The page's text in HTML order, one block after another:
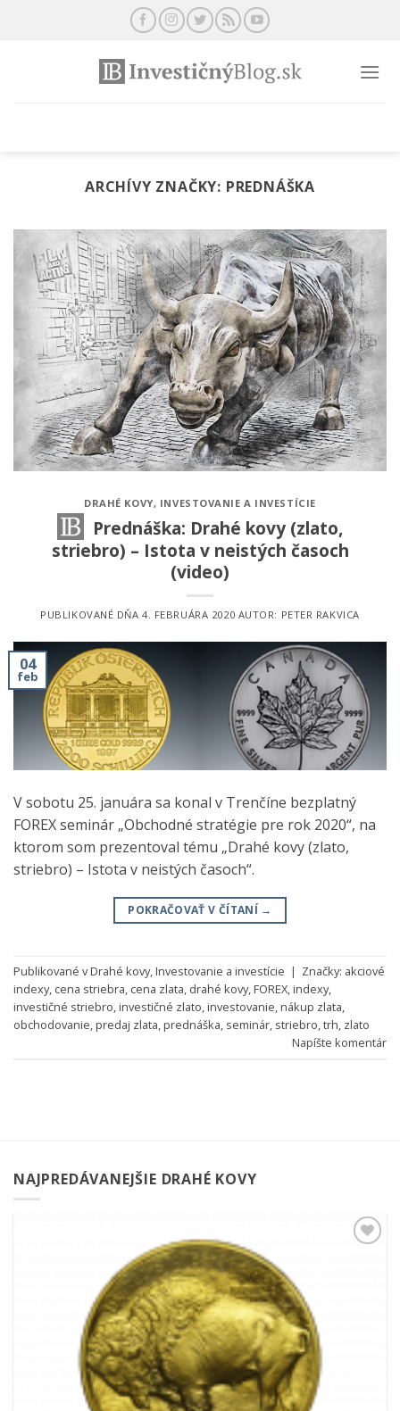
ARCHÍVY ZNAČKY: PREDNÁŠKA
DRAHÉ KOVY, INVESTOVANIE A INVESTÍCIE
Prednáška: Drahé kovy (zlato,
striebro) – Istota v neistých časoch
(video)
PUBLIKOVANÉ DŇA4. FEBRUÁRA 2020 AUTOR: PETER RAKVICA
04
feb
V sobotu 25. januára sa konal v Trenčíne bezplatný
FOREX seminár „Obchodné stratégie pre rok 2020“, na
ktorom som prezentoval tému „Drahé kovy (zlato,
striebro) – Istota v neistých časoch“.
POKRAČOVAŤ V ČÍTANÍ →
Publikované vDrahé kovy,Investovanie a investície | Značky: akciové
indexy, cena striebra, cena zlata, drahé kovy,FOREX,indexy,
investičné striebro,investičné zlato,investovanie,nákup zlata,
obchodovanie,predaj zlata,prednáška, seminár, striebro,trh, zlato
Napíšte komentár
NAJPREDÁVANEJŠIE DRAHÉ KOVY